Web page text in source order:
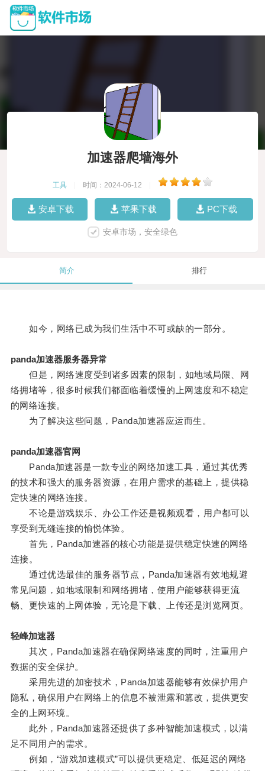
加速器爬墙海外
工具 时间：2024-06-12
安卓下载 苹果下载 PC下载
安卓市场，安全绿色
简介 排行
如今，网络已成为我们生活中不可或缺的一部分。
panda加速器服务器异常
但是，网络速度受到诸多因素的限制，如地域局限、网
络拥堵等，很多时候我们都面临着缓慢的上网速度和不稳定
的网络连接。
为了解决这些问题，Panda加速器应运而生。
panda加速器官网
Panda加速器是一款专业的网络加速工具，通过其优秀
的技术和强大的服务器资源，在用户需求的基础上，提供稳
定快速的网络连接。
不论是游戏娱乐、办公工作还是视频观看，用户都可以
享受到无缝连接的愉悦体验。
首先，Panda加速器的核心功能是提供稳定快速的网络
连接。
通过优选最佳的服务器节点，Panda加速器有效地规避
常见问题，如地域限制和网络拥堵，使用户能够获得更流
畅、更快速的上网体验，无论是下载、上传还是浏览网页。
轻峰加速器
其次，Panda加速器在确保网络速度的同时，注重用户
数据的安全保护。
采用先进的加密技术，Panda加速器能够有效保护用户
隐私，确保用户在网络上的信息不被泄露和篡改，提供更安
全的上网环境。
此外，Panda加速器还提供了多种智能加速模式，以满
足不同用户的需求。
例如，“游戏加速模式”可以提供更稳定、低延迟的网络